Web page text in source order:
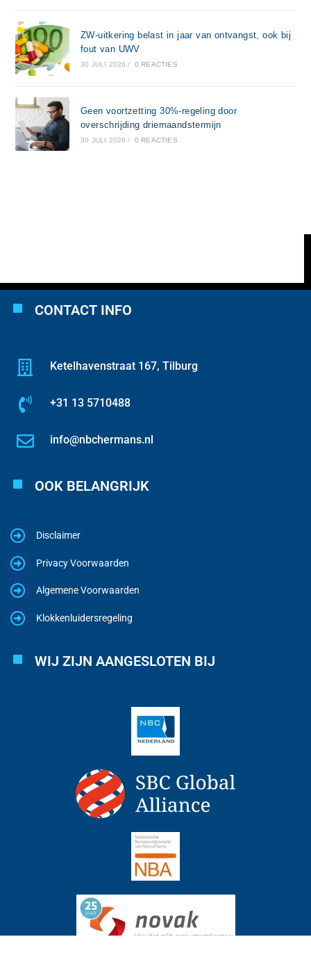
ZW-uitkering belast in jaar van ontvangst, ook bij
fout van UWV
30 JULI 2026 / 0 REACTIES
Geen voortzetting 30%-regeling door
overschrijding driemaandstermijn
30 JULI 2026 / 0 REACTIES
CONTACT INFO
Ketelhavenstraat 167, Tilburg
+31 13 5710488
info@nbchermans.nl
OOK BELANGRIJK
Disclaimer
Privacy Voorwaarden
Algemene Voorwaarden
Klokkenluidersregeling
WIJ ZIJN AANGESLOTEN BIJ